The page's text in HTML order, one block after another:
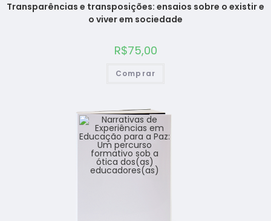
Transparências e transposições: ensaios sobre o existir e
o viver em sociedade
R$75,00
Comprar